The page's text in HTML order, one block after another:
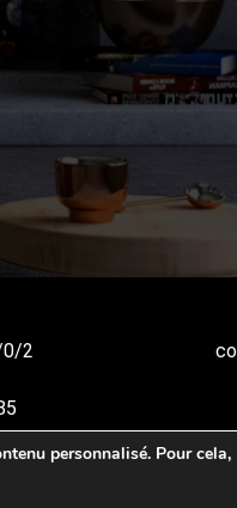
0/2
personnalisé. Pour cela,